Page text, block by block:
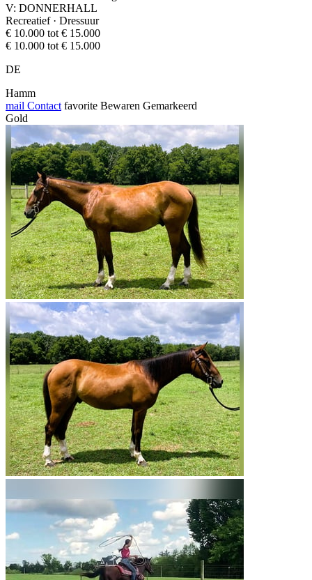
V: DONNERHALL
Recreatief · Dressuur
€ 10.000 tot € 15.000
€ 10.000 tot € 15.000
DE
Hamm
mail Contact favorite Bewaren Gemarkeerd
Gold